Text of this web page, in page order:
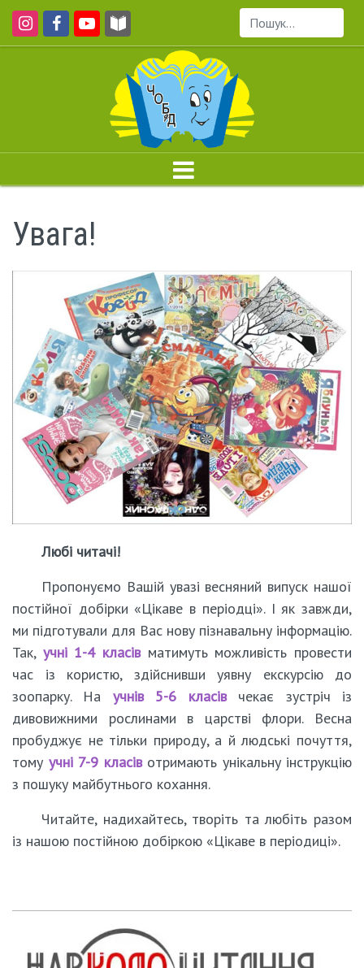
Пошук...
Увага!
Любі читачі!
Пропонуємо Вашій увазі весняний випуск нашої
постійної добірки «Цікаве в періодці». І як завжди,
ми підготували для Вас нову пізнавальну інформацію.
Так, учні 1-4 класівматимуть можливість провести
час із користю, здійснивши уявну екскурсію до
зоопарку. На учнів 5-6 класівчекає зустріч із
дивовижними рослинами в царстві флори. Весна
пробуджує не тільки природу, а й людські почуття,
тому учні 7-9 класівотримають унікальну інструкцію
з пошуку майбутнього кохання.
Читайте, надихайтесь, творіть та любіть разом
із нашою постійною добіркою «Цікаве в періодиці».